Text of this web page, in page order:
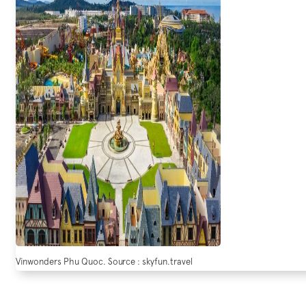
Vinwonders Phu Quoc. Source : skyfun.travel